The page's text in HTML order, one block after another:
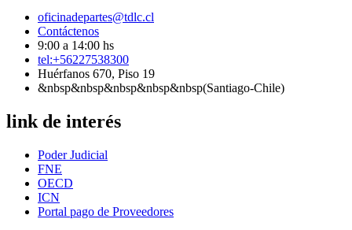
oficinadepartes@tdlc.cl
Contáctenos
9:00 a 14:00 hs
tel:+56227538300
Huérfanos 670, Piso 19
&nbsp&nbsp&nbsp&nbsp&nbsp(Santiago-Chile)
link de interés
Poder Judicial
FNE
OECD
ICN
Portal pago de Proveedores